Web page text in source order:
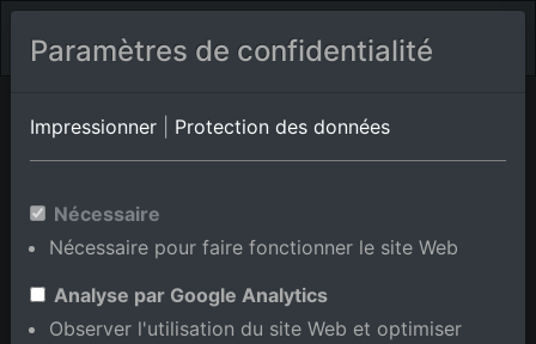
Pellestrina Vénétie
Photos aériennes de Piave
Vecchia en Vénétie, Italie
Paramètres de confidentialité
Impressionner Protection des données
Nécessaire
Nécessaire pour faire fonctionner le site Web
Analyse par Google Analytics
Observer l'utilisation du site Web et optimiser